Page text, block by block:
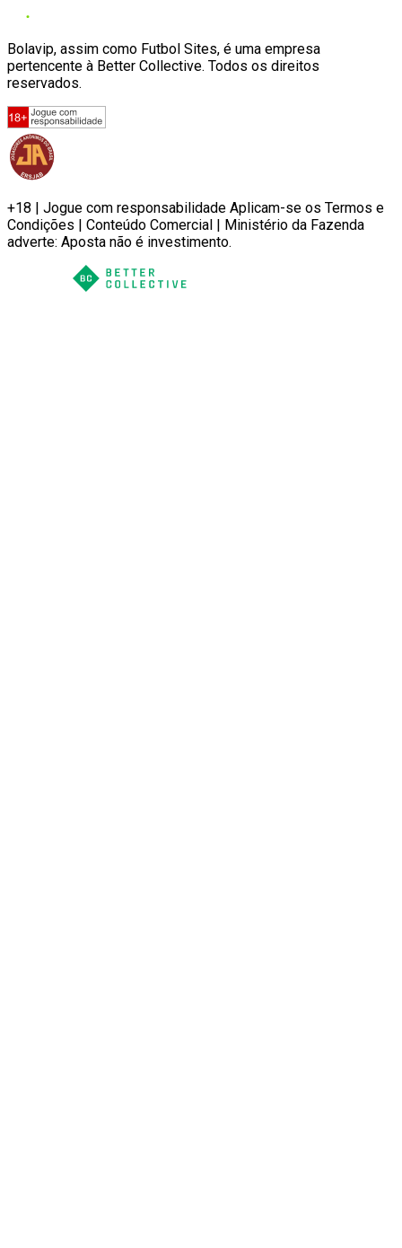
Bolavip, assim como Futbol Sites, é uma empresa
pertencente à Better Collective. Todos os direitos
reservados.
+18 | Jogue com responsabilidade Aplicam-se os Termos e
Condições | Conteúdo Comercial | Ministério da Fazenda
adverte: Aposta não é investimento.